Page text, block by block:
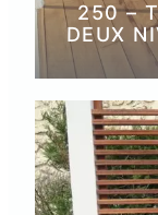
250 –
DEUX